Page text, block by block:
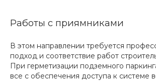
Работы с приямниками
В этом направлении требуется
подход и соответствие работ
При герметизации подземного
все с обеспечения доступа к системе